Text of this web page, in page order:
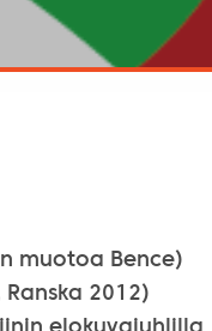
muotoa Bence)
2012)